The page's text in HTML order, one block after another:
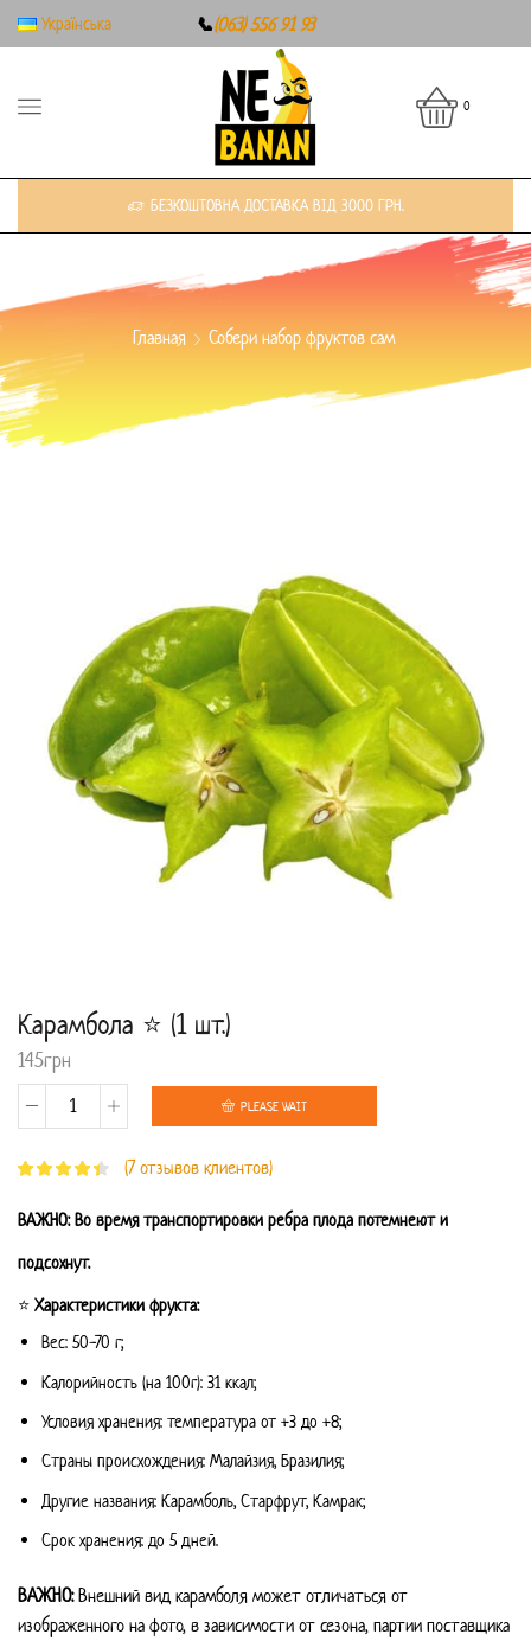
Українська 📞(063) 556 91 93
0
БЕЗКОШТОВНА ДОСТАВКА ВІД 3000 ГРН.
Главная Собери набор фруктов сам
Карамбола ⭐ (1 шт.)
145грн
Количество
товара
Карамбола
⭐
(1
шт.)
PLEASE WAIT
(7отзывов клиентов)
ВАЖНО: Во время транспортировки ребра плода потемнеют и
подсохнут.
⭐ Характеристики фрукта:
Вес: 50-70 г;
Калорийность (на 100г): 31 ккал;
Условия хранения: температура от +3 до +8;
Страны происхождения: Малайзия, Бразилия;
Другие названия: Карамболь, Старфрут, Камрак;
Срок хранения: до 5 дней.
ВАЖНО:Внешний вид карамболя может отличаться от
изображенного на фото, в зависимости от сезона, партии поставщика